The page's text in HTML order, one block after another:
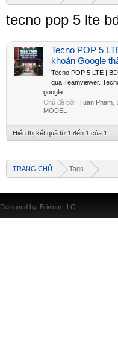
tecno pop 5 lte
Tecno POP 5
khoản Google
Tecno POP 5 LTE |
qua Teamviewer.
google...
Chủ đề bởi: Tuan Pham
MODEL
Hiển thị kết quả từ 1 đến 1 của 1
TRANG CHỦ Tags
Designed by Brivium LLC.